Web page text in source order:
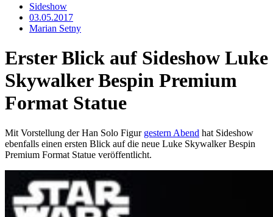
Sideshow
03.05.2017
Marian Setny
Erster Blick auf Sideshow Luke
Skywalker Bespin Premium
Format Statue
Mit Vorstellung der Han Solo Figur gestern Abend hat Sideshow
ebenfalls einen ersten Blick auf die neue Luke Skywalker Bespin
Premium Format Statue veröffentlicht.